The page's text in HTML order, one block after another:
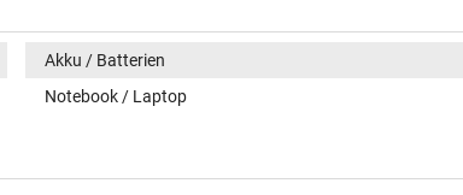
Akku / Batterien
Notebook / Laptop